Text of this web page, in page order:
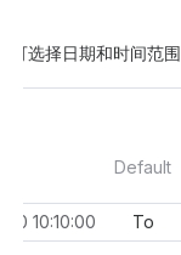
即可选择日期和时间范围
Default
To